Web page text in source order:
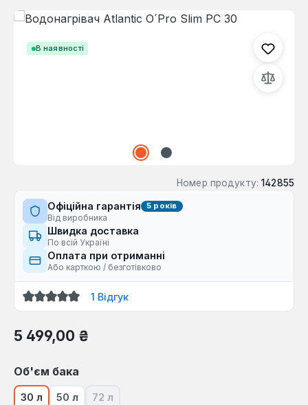
В наявності
Пропустити галерею зображень
Номер продукту: 142855
Офіційна гарантія 5 років
Від виробника
Швидка доставка
По всій Україні
Оплата при отриманні
Або карткою / безготівково
Середня оцінка 5 з 5 зірок
1 Відгук
Звичайна ціна:
5 499,00 ₴
Виберіть
Об'єм бака
30 л 50 л 72 л(Ця опція наразі недоступна.)